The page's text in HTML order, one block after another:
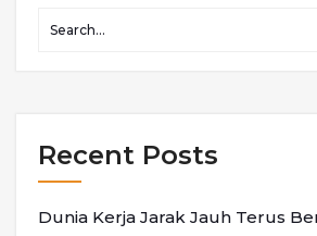
Recent Posts
Dunia Kerja Jarak Jauh Terus